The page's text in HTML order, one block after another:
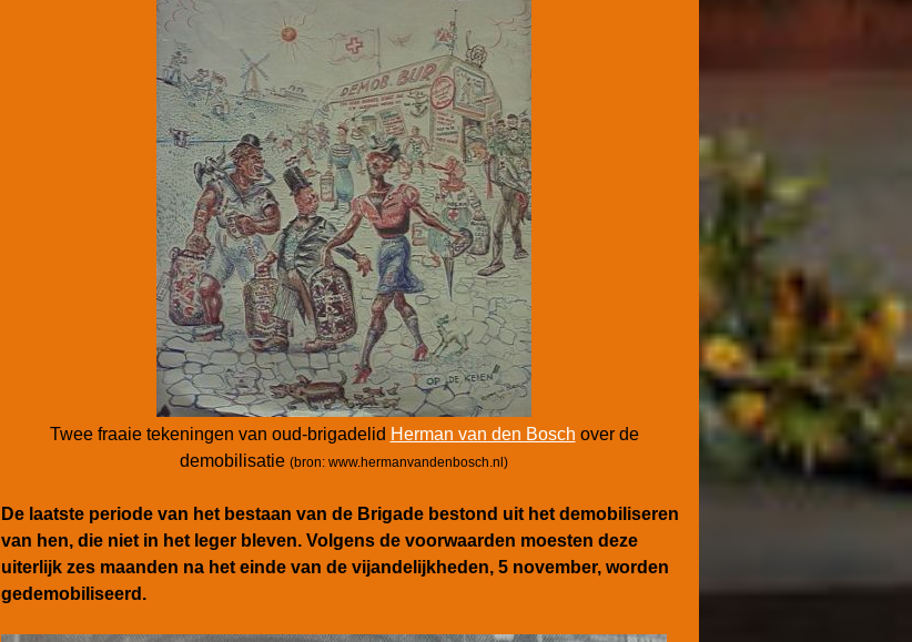
Twee fraaie tekeningen van oud-brigadelid Herman van den Bosch over de
demobilisatie (bron: www.hermanvandenbosch.nl)
De laatste periode van het bestaan van de Brigade bestond uit het demobiliseren
van hen, die niet in het leger bleven. Volgens de voorwaarden moesten deze
uiterlijk zes maanden na het einde van de vijandelijkheden, 5 november, worden
gedemobiliseerd.